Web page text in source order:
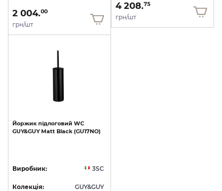
2 004.00
грн/шт
4 208.75
грн/шт
Йоржик підлоговий WC
GUY&GUY Matt Black (GU17NO)
Виробник: 3SC
Колекція: GUY&GUY